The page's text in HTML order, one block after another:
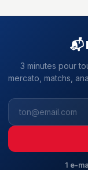
📬
3 minutes pour
mercato, matchs,
1 e-